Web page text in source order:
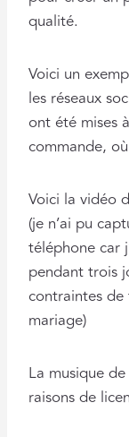
qualité.
Voici un
les réseaux
ont été mises
commande,
Voici la vidéo
(je n’ai pu
téléphone car
pendant trois
contraintes de
mariage)
La musique
raisons de